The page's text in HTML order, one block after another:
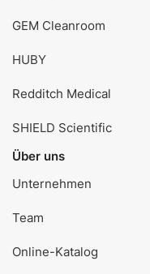
GEM Cleanroom
HUBY
Redditch Medical
SHIELD Scientific
Über uns
Unternehmen
Team
Online-Katalog